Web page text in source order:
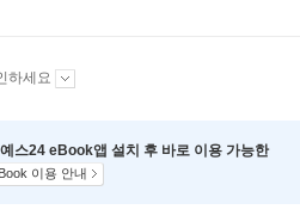
하세요
예스24 eBook앱 설치 후 바로 이용 가능한
이용 안내